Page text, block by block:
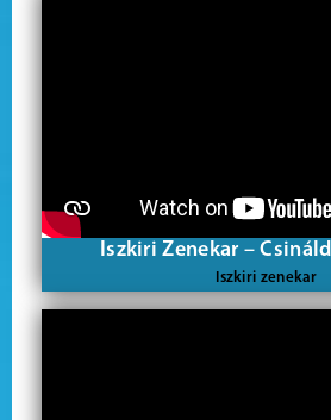
Iszkiri Zenekar –
Iszkiri zenekar